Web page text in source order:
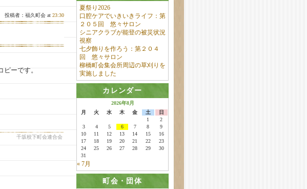
夏祭り2026
口腔ケアでいきいきライフ：第
２０５回 悠々サロン
シニアクラブが能登の被災状況
視察
七夕飾りを作ろう：第２０４
回 悠々サロン
柳橋町会集会所周辺の草刈りを
実施しました
カレンダー
2026年8月
月
火 水 木 金 土
日
1
2
3
4 5 6 7 8
9
10
11 12 13 14 15
16
17
18 19 20 21 22
23
24
25 26 27 28 29
30
31
« 7月
町会・団体
投稿者：福久町会 at23:30
ーです。
千坂校下町会連合会